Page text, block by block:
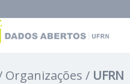
Organizações UFRN